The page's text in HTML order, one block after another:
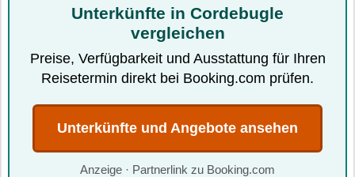
Unterkünfte in Cordebugle
vergleichen
Preise, Verfügbarkeit und Ausstattung für Ihren
Reisetermin direkt bei Booking.com prüfen.
Unterkünfte und Angebote ansehen
Anzeige · Partnerlink zu Booking.com